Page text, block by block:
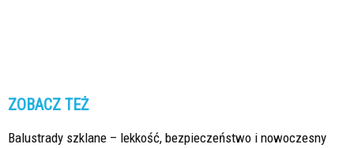
ZOBACZ TEŻ
Balustrady szklane – lekkość, bezpieczeństwo i nowoczesny